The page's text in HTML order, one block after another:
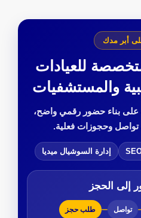
أبر مدك
للعيادات
والمستشفيات
بناء حضور رقمي واضح،
تواصل وحجوزات فعلية.
إدارة السوشيال ميديا
إلى الحجز
تواصل طلب حجز